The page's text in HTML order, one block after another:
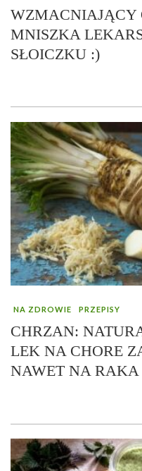
WZMACNIAJĄCY
MNISZKA
SŁOICZKU :)
NA ZDROWIE PRZEPISY
CHRZAN:
LEK NA CHORE
NAWET NA RAKA